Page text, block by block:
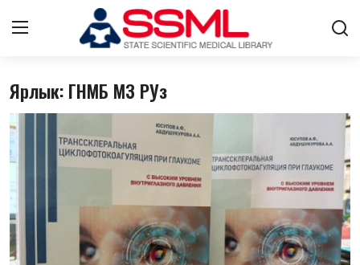
Авторизоваться
Главная
Архив журналов Узбекистана
О нас
Контакты
Ярлык: ГНМБ МЗ РУз